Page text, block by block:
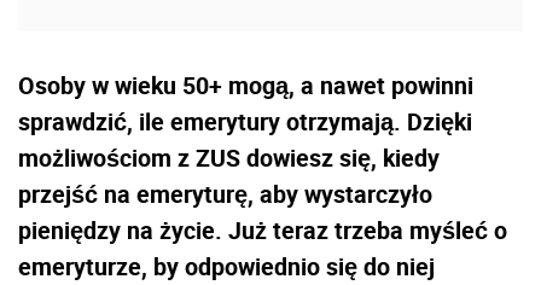
Osoby w wieku 50+ mogą, a nawet powinni
sprawdzić, ile emerytury otrzymają. Dzięki
możliwościom z ZUS dowiesz się, kiedy
przejść na emeryturę, aby wystarczyło
pieniędzy na życie. Już teraz trzeba myśleć o
emeryturze, by odpowiednio się do niej